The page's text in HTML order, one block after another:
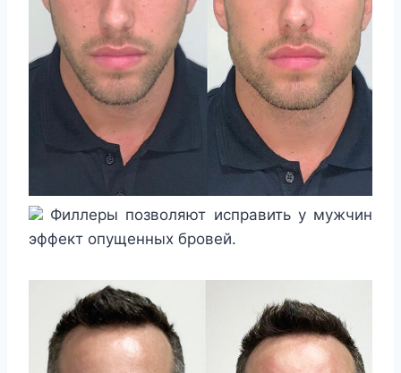
Филлеры позволяют исправить у мужчин
эффект опущенных бровей.